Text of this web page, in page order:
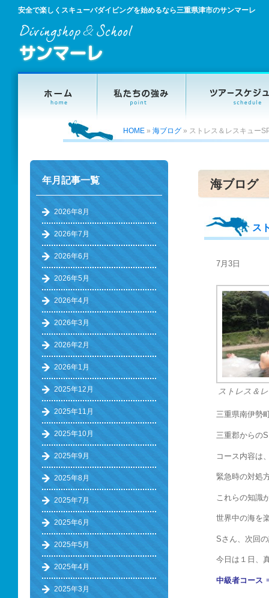
安全で楽しくスキューバダイビングを始めるなら三重県津市のサンマーレ
HOME » 海ブログ » ストレス＆レスキュー
海ブログ
ス
7月3日
ストレス＆
三重県南伊勢
三重郡からの
コース内容は
緊急時の対処
これらの知識
世界中の海を
Sさん、次回
今日は１日、
中級者コー
年月記事一覧
2026年8月
2026年7月
2026年6月
2026年5月
2026年4月
2026年3月
2026年2月
2026年1月
2025年12月
2025年11月
2025年10月
2025年9月
2025年8月
2025年7月
2025年6月
2025年5月
2025年4月
2025年3月